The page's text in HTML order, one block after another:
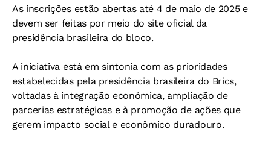
As inscrições estão abertas até 4 de maio de 2025 e
devem ser feitas por meio do site oficial da
presidência brasileira do bloco.
A iniciativa está em sintonia com as prioridades
estabelecidas pela presidência brasileira do Brics,
voltadas à integração econômica, ampliação de
parcerias estratégicas e à promoção de ações que
gerem impacto social e econômico duradouro.